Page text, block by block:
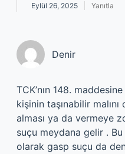
Eylül 26, 2025 Yanıtla
Denir
TCK’nın 148.
kişinin taşınabilir
alması ya da vermeye
suçu meydana gelir . Bu
olarak gasp suçu da